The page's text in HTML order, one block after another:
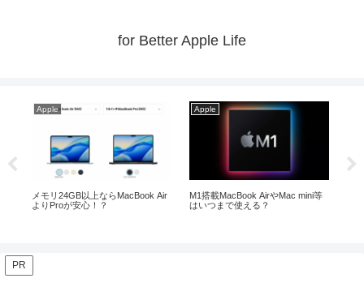
for Better Apple Life
Apple
今お勧めのM4 Mac mini！お勧めの
周辺機器がこれ！
Apple
【2026年夏】iPadとiPad mini！ビ
ギナーに最適なのは！？
PR